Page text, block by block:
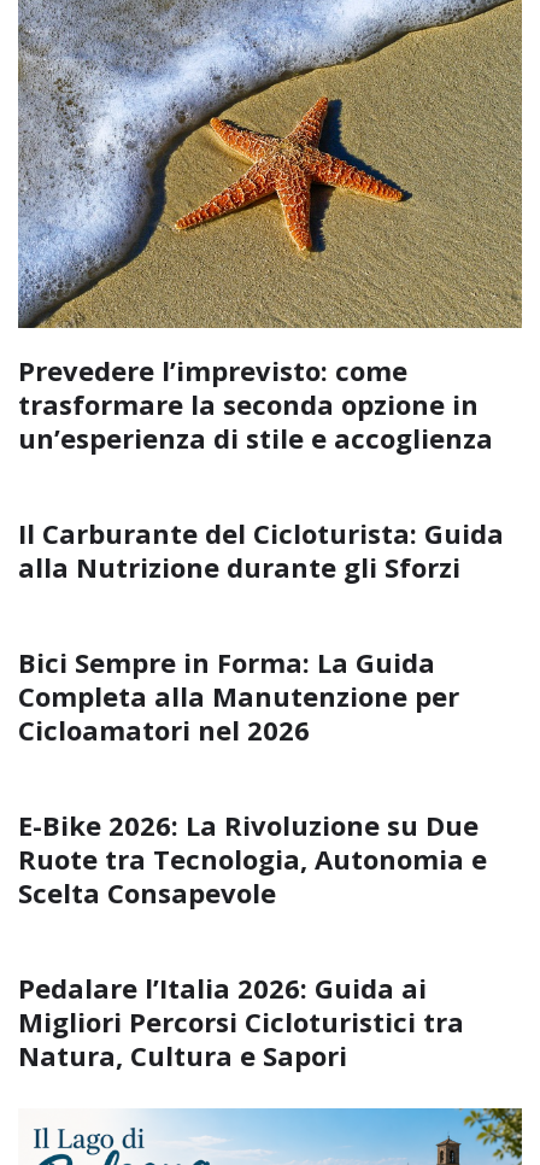
Prevedere l’imprevisto: come
trasformare la seconda opzione in
un’esperienza di stile e accoglienza
Il Carburante del Cicloturista: Guida
alla Nutrizione durante gli Sforzi
Bici Sempre in Forma: La Guida
Completa alla Manutenzione per
Cicloamatori nel 2026
E-Bike 2026: La Rivoluzione su Due
Ruote tra Tecnologia, Autonomia e
Scelta Consapevole
Pedalare l’Italia 2026: Guida ai
Migliori Percorsi Cicloturistici tra
Natura, Cultura e Sapori